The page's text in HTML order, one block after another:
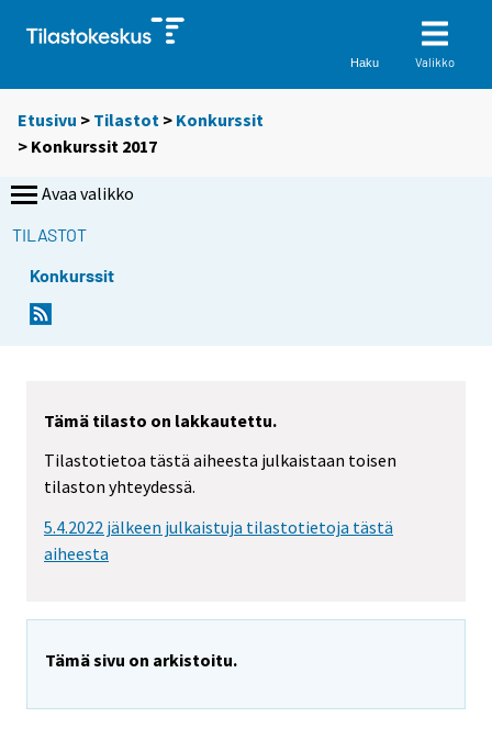
Haku Valikko
Etusivu > Tilastot > Konkurssit
> Konkurssit 2017
Avaa valikko
TILASTOT
Konkurssit
Tämä tilasto on lakkautettu.
Tilastotietoa tästä aiheesta julkaistaan toisen
tilaston yhteydessä.
5.4.2022 jälkeen julkaistuja tilastotietoja tästä
aiheesta
Tämä sivu on arkistoitu.